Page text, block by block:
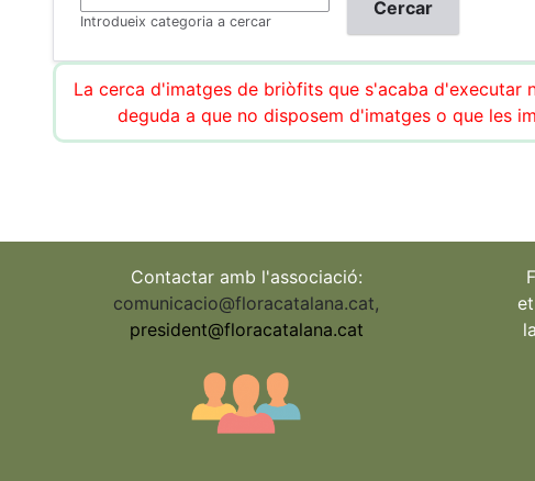
Introdueix categoria a cercar
La cerca d'imatges de briòfits que s'acaba d'executar
deguda a que no disposem d'imatges o que les
Contactar amb l'associació:
comunicacio@floracatalana.cat,
president@floracatalana.cat